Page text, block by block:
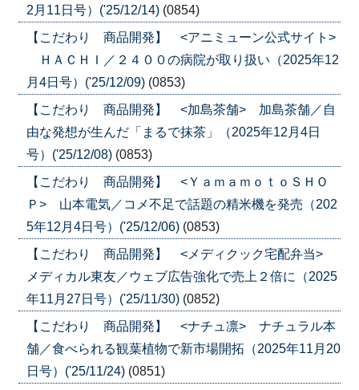
2月11日号）('25/12/14) (0854)
【こだわり 商品開発】 <アニミューン公式サイト>
ＨＡＣＨＩ／２４００の病院が取り扱い（2025年12
月4日号）('25/12/09) (0853)
【こだわり 商品開発】 <加島茶舗> 加島茶舗／自
由な発想が生んだ「まるで抹茶」（2025年12月4日
号）('25/12/08) (0853)
【こだわり 商品開発】 <ＹａｍａｍｏｔｏＳＨＯ
Ｐ> 山本電気／コメ不足で話題の精米機を発売（202
5年12月4日号）('25/12/06) (0853)
【こだわり 商品開発】 <メディクック宅配弁当>
メディカル東友／ウェブ広告強化で売上２倍に（2025
年11月27日号）('25/11/30) (0852)
【こだわり 商品開発】 <ナチュ凛> ナチュラル本
舗／食べられる観葉植物で新市場開拓（2025年11月20
日号）('25/11/24) (0851)